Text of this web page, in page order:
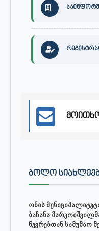
ᲑᲝᲚᲝ
ონის
ბაჩანა
წევრებთან სამუშაო